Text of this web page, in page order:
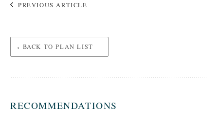
PREVIOUS ARTICLE
BACK TO PLAN LIST
RECOMMENDATIONS